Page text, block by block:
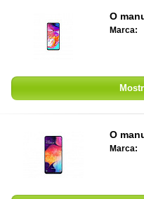
O
Marca:
O
Marca: